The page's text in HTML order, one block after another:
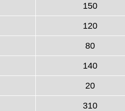
150
120
80
140
20
310